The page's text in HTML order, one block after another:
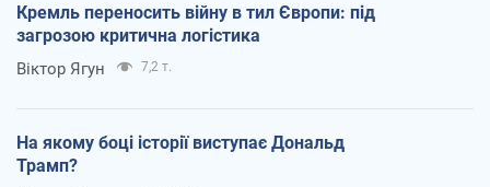
Кремль переносить війну в тил Європи: під
загрозою критична логістика
Віктор Ягун 7,2 т.
На якому боці історії виступає Дональд
Трамп?